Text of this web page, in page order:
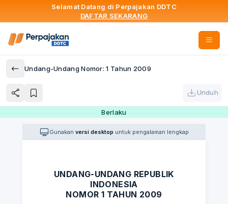
Selamat Datang di Perpajakan DDTC
DAFTAR SEKARANG
Undang-Undang Nomor: 1 Tahun 2009
Unduh
Berlaku
Gunakan versi desktop untuk pengalaman lengkap
UNDANG-UNDANG REPUBLIK
INDONESIA
NOMOR 1 TAHUN 2009